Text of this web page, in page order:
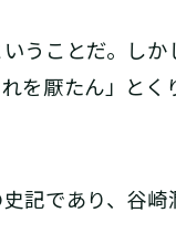
うことだ。し
を厭たん」と
記であり、谷崎